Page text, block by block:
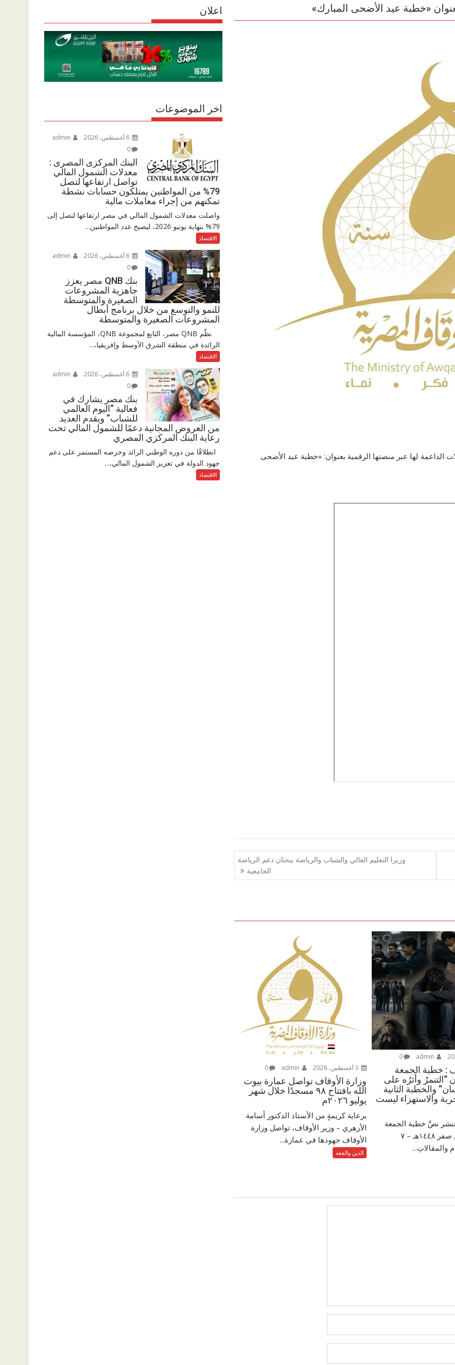
«خطبة عيد الأضحى المبارك»
الداعمة لها عبر منصتها الرقمية بعنوان: «خطبة عيد الأضحى
وزيرا التعليم العالي والشباب والرياضة يبحثان دعم الرياضة
الجامعية
0
: خطبة الجمعة
“التنمرُ وأثرُه على
والخطبة الثانية
والاستهزاء ليست
تنشر نصَّ خطبة الجمعة
الموافق ٢٤ من صفر ١٤٤٨هـ – ‏٧
0
وزارة الأوقاف تواصل عمارة بيوت
الله بافتتاح ٩٨ مسجدًا خلال شهر
يوليو ٢٠٢٦م
برعاية كريمةٍ من الأستاذ الدكتور أسامة
الأزهري – وزير الأوقاف، تواصل وزارة
الأوقاف جهودها في عمارة...
الدين والفقه
اعلان
اخر الموضوعات
0
البنك المركزى المصرى :
معدلات الشمول المالي
تواصل ارتفاعها لتصل
79% من المواطنين يمتلكون حسابات نشطة
تمكنهم من إجراء معاملات مالية
واصلت معدلات الشمول المالي في مصر ارتفاعها لتصل إلى
79% بنهاية يونيو 2026، ليصبح عدد المواطنين...
الاقتصاد
0
بنك QNB مصر يعزز
جاهزية المشروعات
الصغيرة والمتوسطة
للنمو والتوسع من خلال برنامج أبطال
المشروعات الصغيرة والمتوسطة
نظّم QNB مصر، التابع لمجموعة QNB، المؤسسة المالية
الرائدة في منطقة الشرق الأوسط وإفريقيا،...
الاقتصاد
0
بنك مصر يشارك في
فعالية “اليوم العالمي
للشباب” ويقدم العديد
من العروض المجانية دعمًا للشمول المالي تحت
رعاية البنك المركزي المصري
انطلاقًا من دوره الوطني الرائد وحرصه المستمر على دعم
جهود الدولة في تعزيز الشمول المالي،...
الاقتصاد